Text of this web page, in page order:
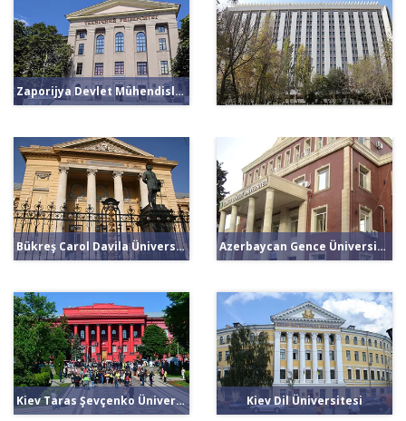
Zaporijya Devlet Mühendislik Akademisi
Bükreş Carol Davila Üniversitesi Azerbaycan Gence Üniversitesi
Kiev Taras Şevçenko Üniversitesi Kiev Dil Üniversitesi